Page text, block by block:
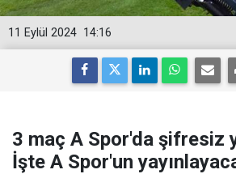
14:16
11 Eylül 2024
3 maç A Spor'da şifresiz
İşte A Spor'un